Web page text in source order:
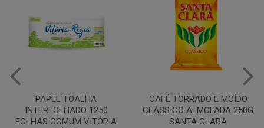
CAFÉ TORRADO E MOÍDO
CLÁSSICO ALMOFADA 250G
SANTA CLARA
Copo Plástico Branco 180ml
Pacote c/100 - Cristalcopo